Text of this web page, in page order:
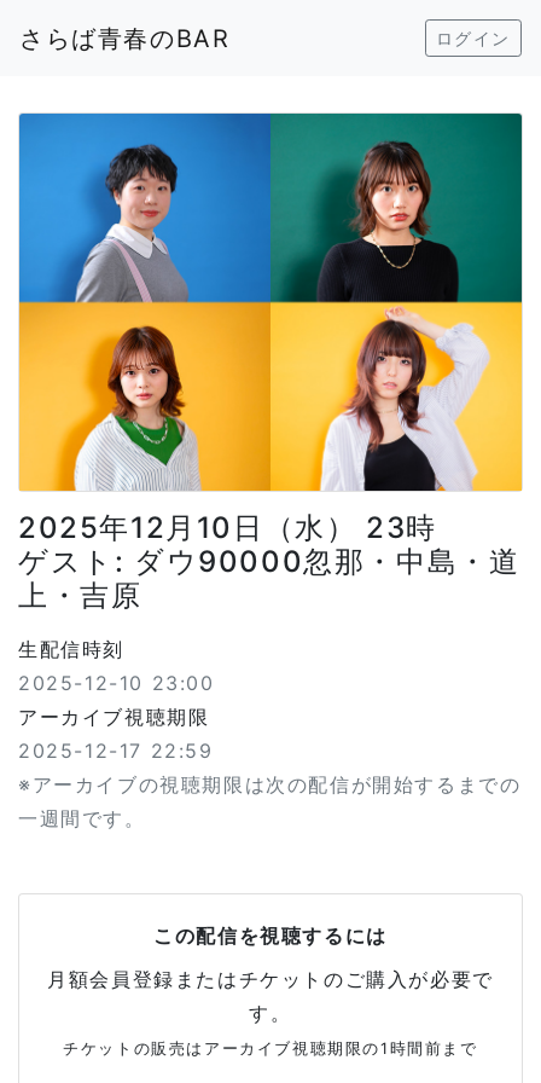
さらば青春のBAR ログイン
2025年12月10日（水） 23時
ゲスト: ダウ90000忽那・中島・道
上・吉原
生配信時刻
2025-12-10 23:00
アーカイブ視聴期限
2025-12-17 22:59
※アーカイブの視聴期限は次の配信が開始するまでの
一週間です。
この配信を視聴するには
月額会員登録またはチケットのご購入が必要で
す。
チケットの販売はアーカイブ視聴期限の1時間前まで